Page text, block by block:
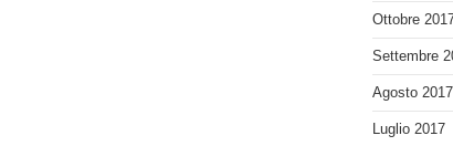
Ottobre
Settembre
Agosto 2017
Luglio 2017